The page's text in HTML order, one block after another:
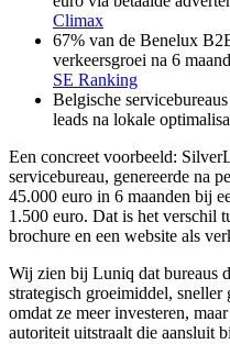
Climax
67% van de Benelux
verkeersgroei na 6
SE Ranking
Belgische
leads na lokale
Een concreet voorbeeld:
servicebureau, genereerde na
45.000 euro in 6 maanden bij
1.500 euro. Dat is het verschil
brochure en een website als
Wij zien bij Luniq dat bureaus
strategisch groeimiddel,
omdat ze meer investeren,
autoriteit uitstraalt die aansluit